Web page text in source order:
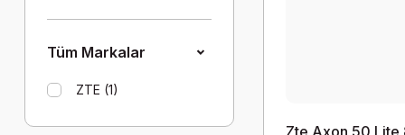
Tüm Markalar
ZTE (1)